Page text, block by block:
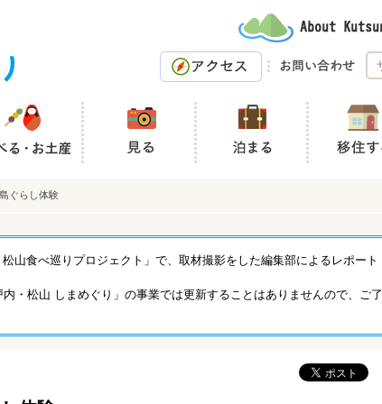
ぐらし体験
山食べ巡りプロジェクト」で、取材撮影をした編集部によるレポート
・松山 しまめぐり」の事業では更新することはありませんので、ご了